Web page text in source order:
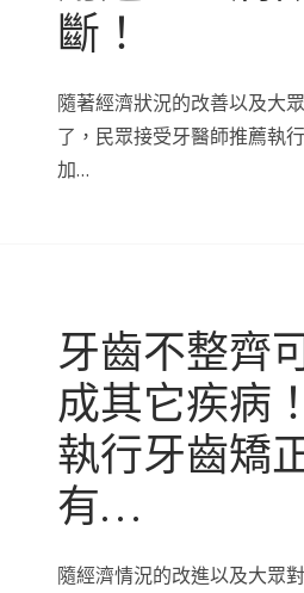
斷！
隨著經濟狀況的改善以及大
了，民眾接受牙醫師推薦執
加…
牙齒不整齊
成其它疾病
執行牙齒矯
有…
隨經濟情況的改進以及大眾